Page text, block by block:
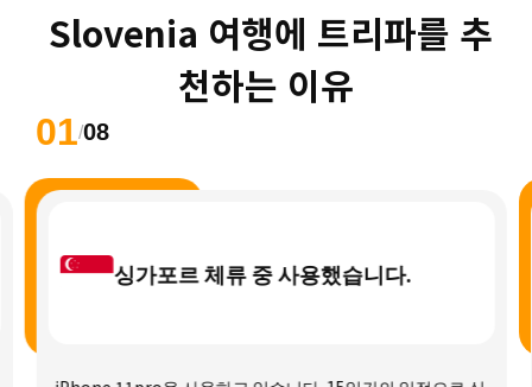
천하는 이유
01/08
싱가포르 체류 중 사용했습니다.